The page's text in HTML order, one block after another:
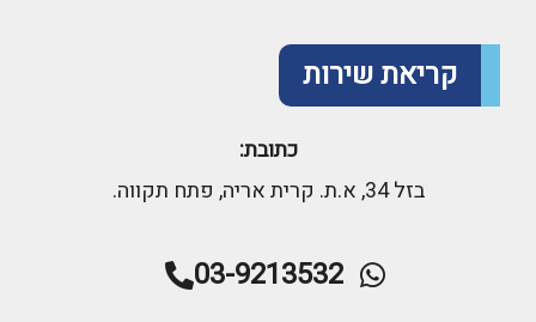
קריאת שירות
כתובת:
בזל 34, א.ת. קרית אריה, פתח תקווה.
03-9213532